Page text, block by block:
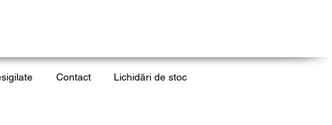
Contact Lichidări de stoc